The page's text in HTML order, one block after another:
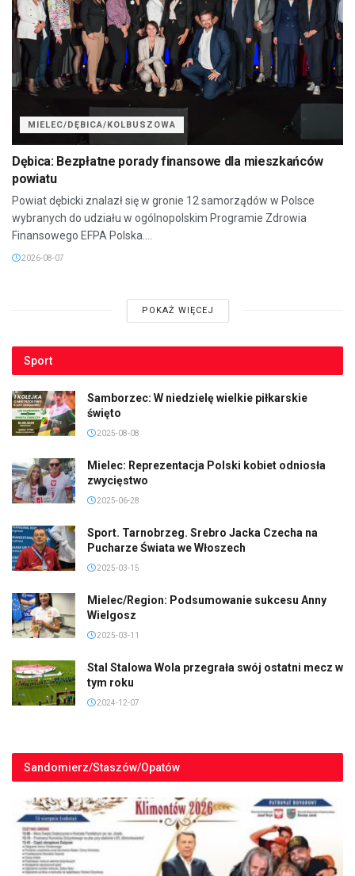
MIELEC/DĘBICA/KOLBUSZOWA
Dębica: Bezpłatne porady finansowe dla mieszkańców
powiatu
Powiat dębicki znalazł się w gronie 12 samorządów w Polsce
wybranych do udziału w ogólnopolskim Programie Zdrowia
Finansowego EFPA Polska....
2026-08-07
POKAŻ WIĘCEJ
Sport
Samborzec: W niedzielę wielkie piłkarskie
święto
2025-08-08
Mielec: Reprezentacja Polski kobiet odniosła
zwycięstwo
2025-06-28
Sport. Tarnobrzeg. Srebro Jacka Czecha na
Pucharze Świata we Włoszech
2025-03-15
Mielec/Region: Podsumowanie sukcesu Anny
Wielgosz
2025-03-11
Stal Stalowa Wola przegrała swój ostatni mecz w
tym roku
2024-12-07
Sandomierz/Staszów/Opatów